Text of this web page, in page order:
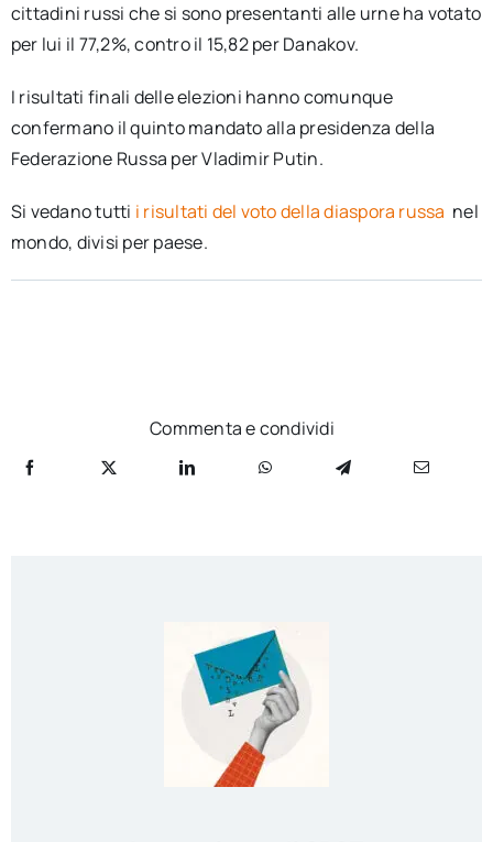
cittadini russi che si sono presentanti alle urne ha votato
per lui il 77,2%, contro il 15,82 per Danakov.
I risultati finali delle elezioni hanno comunque
confermano il quinto mandato alla presidenza della
Federazione Russa per Vladimir Putin.
Si vedano tutti i risultati del voto della diaspora russa nel
mondo, divisi per paese.
Commenta e condividi